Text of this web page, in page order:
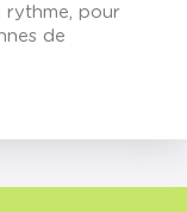
rythme, pour
de